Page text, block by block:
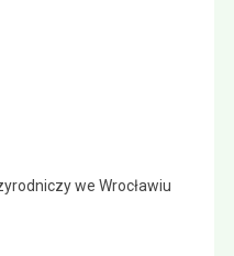
we Wrocławiu